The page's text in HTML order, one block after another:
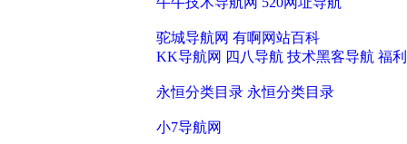
驼城导航网 有啊网站百科
KK导航网 四八导航 技术黑客导航 福
永恒分类目录 永恒分类目录
小7导航网